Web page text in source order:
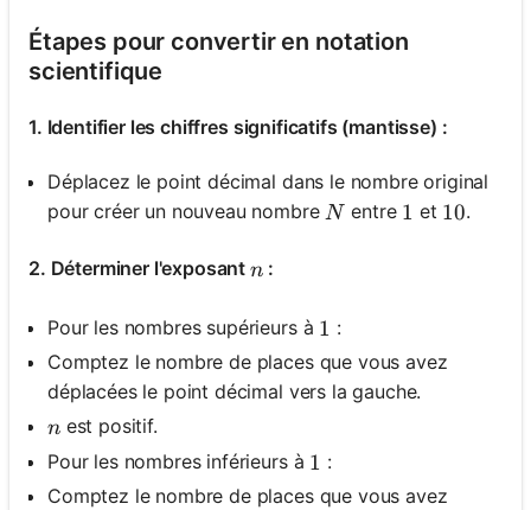
Étapes pour convertir en notation
scientifique
1. Identifier les chiffres significatifs (mantisse) :
Déplacez le point décimal dans le nombre original
pour créer un nouveau nombre N
N entre 1
1 et 10
10.
2. Déterminer l'exposant n
n:
Pour les nombres supérieurs à 1
1 :
Comptez le nombre de places que vous avez
déplacées le point décimal vers la gauche.
n
nest positif.
Pour les nombres inférieurs à 1
1 :
Comptez le nombre de places que vous avez